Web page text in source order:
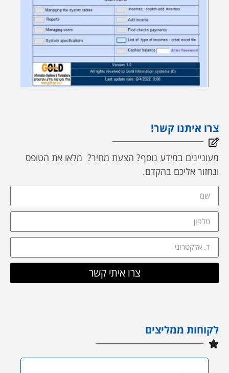
צרו איתנו קשר!
מעוניינים במידע נוסף? הצעת מחיר? מלאו את הטופס
ונחזור אליכם בהקדם.
צרו איתי קשר
לקוחות ממליצים